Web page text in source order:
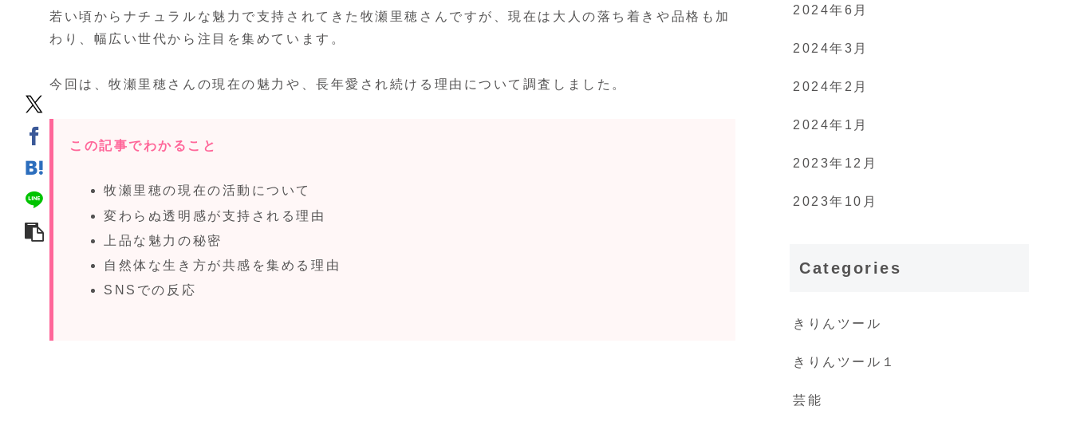
若い頃からナチュラルな魅力で支持されてきた牧瀬里穂さんですが、現在は大人の落ち着きや品格も加
わり、幅広い世代から注目を集めています。
今回は、牧瀬里穂さんの現在の魅力や、長年愛され続ける理由について調査しました。
この記事でわかること
牧瀬里穂の現在の活動について
変わらぬ透明感が支持される理由
上品な魅力の秘密
自然体な生き方が共感を集める理由
SNSでの反応
2024年6月
2024年3月
2024年2月
2024年1月
2023年12月
2023年10月
Categories
きりんツール
きりんツール１
芸能